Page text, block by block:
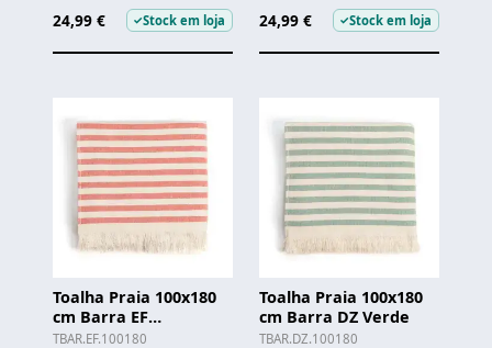
24,99 € ✓Stock em loja 24,99 € ✓Stock em loja
Toalha Praia 100x180
cm Barra EF
Encarnado
TBAR.EF.100180
Toalha Praia 100x180
cm Barra DZ Verde
TBAR.DZ.100180